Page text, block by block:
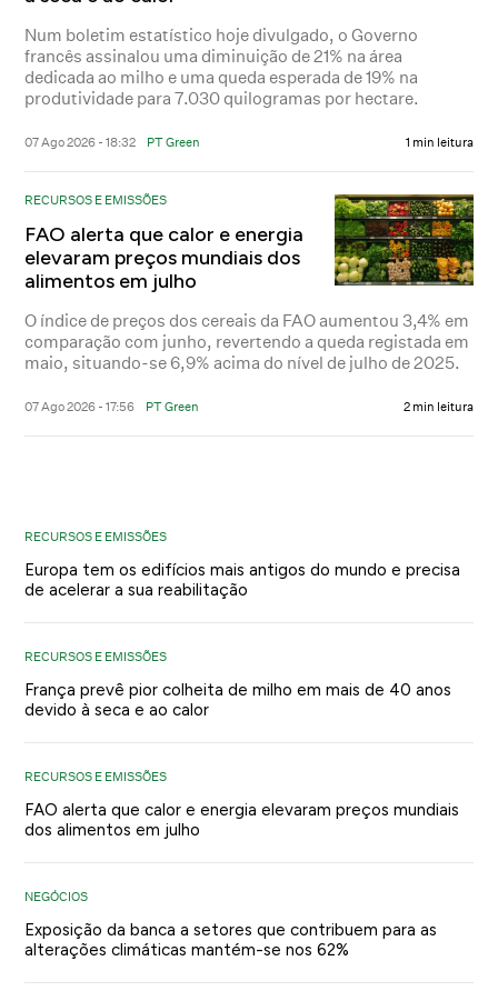
Num boletim estatístico hoje divulgado, o Governo
francês assinalou uma diminuição de 21% na área
dedicada ao milho e uma queda esperada de 19% na
produtividade para 7.030 quilogramas por hectare.
07 Ago 2026 - 18:32 PT Green 1 min leitura
RECURSOS E EMISSÕES
FAO alerta que calor e energia
elevaram preços mundiais dos
alimentos em julho
O índice de preços dos cereais da FAO aumentou 3,4% em
comparação com junho, revertendo a queda registada em
maio, situando-se 6,9% acima do nível de julho de 2025.
07 Ago 2026 - 17:56 PT Green 2 min leitura
RECURSOS E EMISSÕES
Europa tem os edifícios mais antigos do mundo e precisa
de acelerar a sua reabilitação
RECURSOS E EMISSÕES
França prevê pior colheita de milho em mais de 40 anos
devido à seca e ao calor
RECURSOS E EMISSÕES
FAO alerta que calor e energia elevaram preços mundiais
dos alimentos em julho
NEGÓCIOS
Exposição da banca a setores que contribuem para as
alterações climáticas mantém-se nos 62%